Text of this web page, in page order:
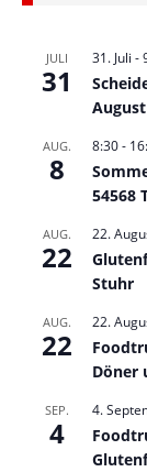
JULI
31
31. Juli -
AUG.
8
8:30-
54568
AUG.
22
22.
Stuhr
AUG.
22
22.
Döner
SEP.
4
4.